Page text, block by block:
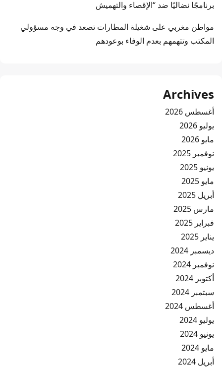
برنامجًا نضاليًا ضد “الإقصاء والتهميش
مواطن مغربي على شغيلة المطارات تصعد في وجه مسؤولي
المكتب وتتهمهم بعدم الوفاء بوعودهم
Archives
أغسطس 2026
يوليو 2026
مايو 2026
نوفمبر 2025
يونيو 2025
مايو 2025
أبريل 2025
مارس 2025
فبراير 2025
يناير 2025
ديسمبر 2024
نوفمبر 2024
أكتوبر 2024
سبتمبر 2024
أغسطس 2024
يوليو 2024
يونيو 2024
مايو 2024
أبريل 2024